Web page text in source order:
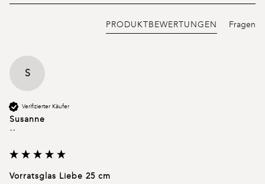
PRODUKTBEWERTUNGEN Fragen
S
Verifizierter Käufer
Susanne
""
Vorratsglas Liebe 25 cm